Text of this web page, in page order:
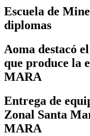
Escuela de
diplomas
Aoma destacó
que produce la
MARA
Entrega de
Zonal Santa
MARA